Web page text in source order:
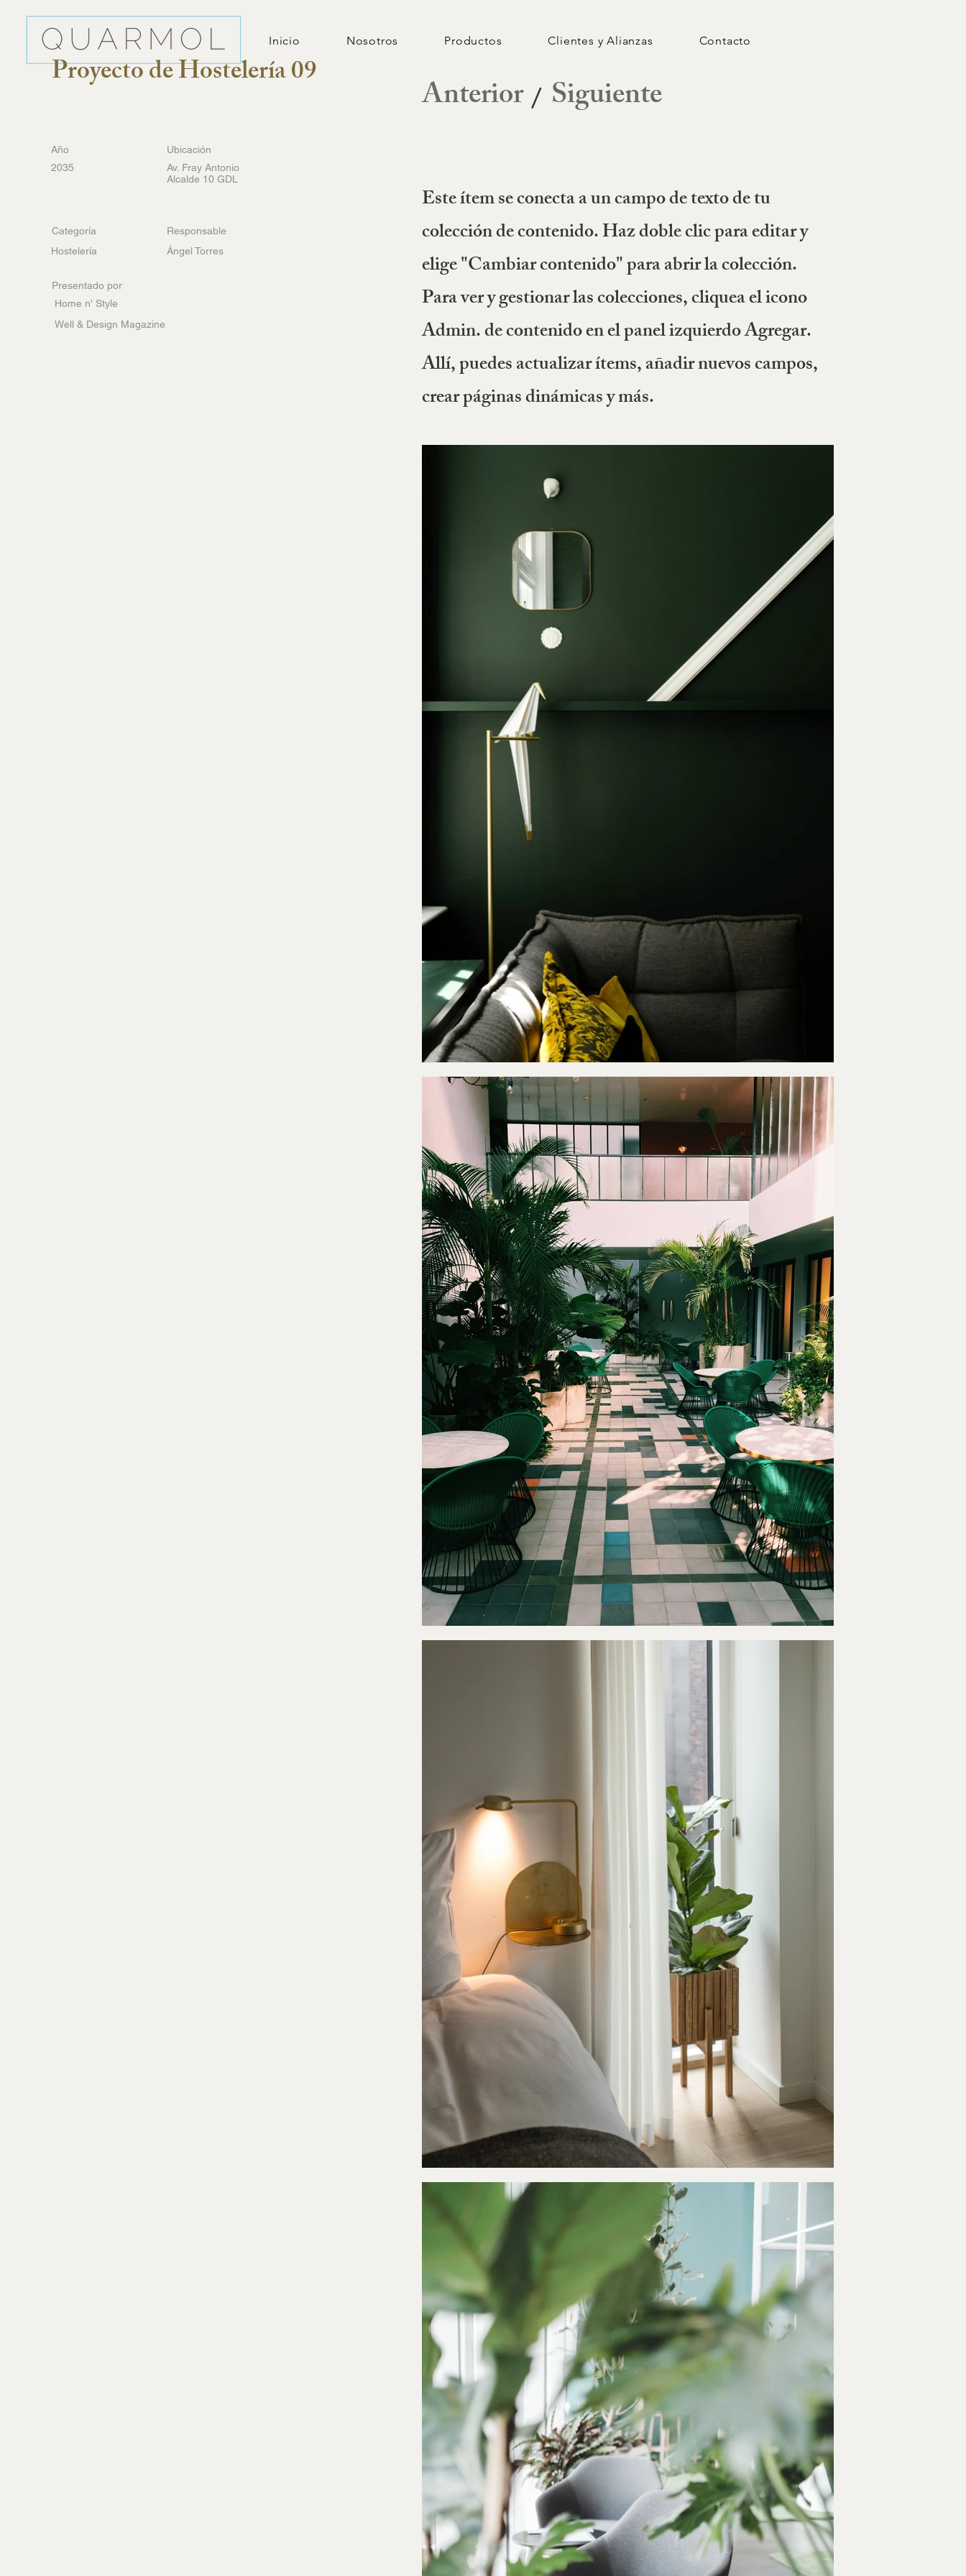
Inicio Nosotros Productos Clientes y Alianzas Contacto
Proyecto de Hostelería 09
Año
Ubicación
2035
Av. Fray Antonio
Alcalde 10 GDL
Categoría
Hostelería
Responsable
Ángel Torres
Presentado por
Home n' Style
Well & Design Magazine
Anterior/ Siguiente
Este ítem se conecta a un campo de texto de tu
colección de contenido. Haz doble clic para editar y
elige "Cambiar contenido" para abrir la colección.
Para ver y gestionar las colecciones, cliquea el icono
Admin. de contenido en el panel izquierdo Agregar.
Allí, puedes actualizar ítems, añadir nuevos campos,
crear páginas dinámicas y más.